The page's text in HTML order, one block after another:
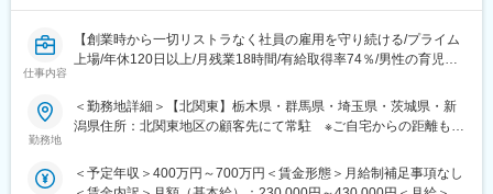
仕事内容
【創業時から一切リストラなく社員の雇用を守り続ける/プライム
上場/年休120日以上/月残業18時間/有給取得率74％/男性の育児・
■業務内容：長期安定的に市場価値向上が期待できる開発の上流工
程を、エンジニアの希望を最大限考慮し担当いただきます。
体製造装置、産業用モータ設計開発(3)内視鏡、MRI、CT、レーザ
勤務地
＜勤務地詳細＞【北関東】栃木県・群馬県・埼玉県・茨城県・新
潟県住所：北関東地区の顧客先にて常駐 ※ご自宅からの距離も考
囲：会社の定める事業所
＜予定年収＞400万円～700万円＜賃金形態＞月給制補足事項なし